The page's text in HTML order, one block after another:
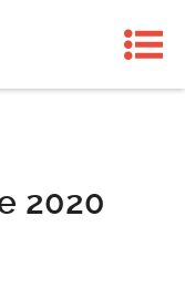
2020